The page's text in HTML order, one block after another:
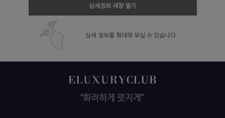
상세정보 새창 열기
상세 정보를 확대해 보실 수 있습니다.